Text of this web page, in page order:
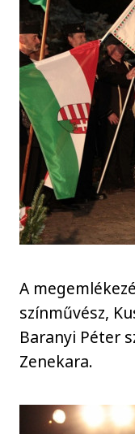
A
színművész,
Baranyi Péter
Zenekara.